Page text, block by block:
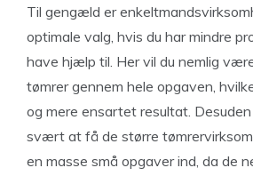
Til gengæld er
optimale valg, hvis du har mindre
have hjælp til. Her vil du nemlig
tømrer gennem hele opgaven,
og mere ensartet resultat.
svært at få de større
en masse små opgaver ind, da de